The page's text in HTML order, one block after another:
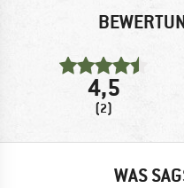
4,5
(2)
WAS